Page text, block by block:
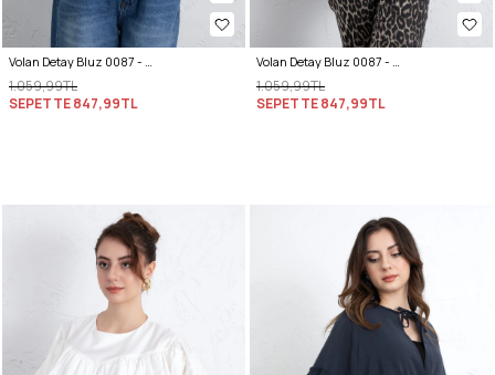
Volan Detay Bluz 0087 - KAHVERENGİ
1.059,99TL
SEPETTE847,99TL
Volan Detay Bluz 0087 - HAKİ
1.059,99TL
SEPETTE847,99TL